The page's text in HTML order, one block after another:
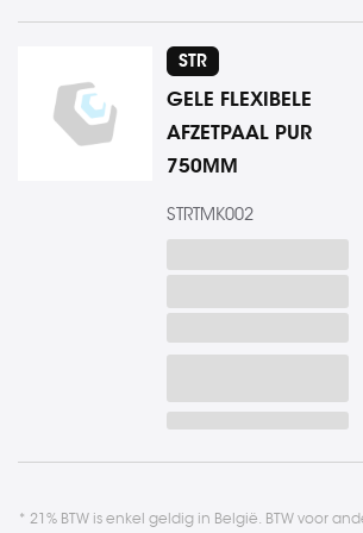
STR
GELE FLEXIBELE
AFZETPAAL PUR
750MM
STRTMK002
* 21% BTW is enkel geldig in België. BTW voor